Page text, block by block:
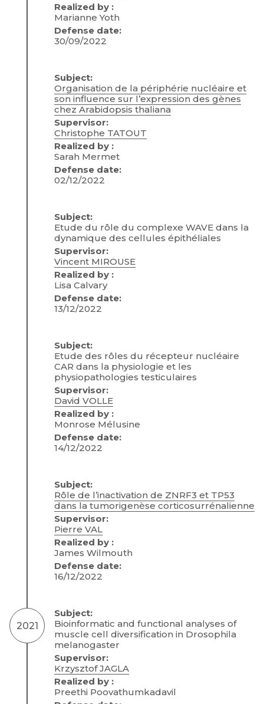
Realized by :
Marianne Yoth
Defense date:
30/09/2022
Subject:
Organisation de la périphérie nucléaire et
son influence sur l’expression des gènes
chez Arabidopsis thaliana
Supervisor:
Christophe TATOUT
Realized by :
Sarah Mermet
Defense date:
02/12/2022
Subject:
Etude du rôle du complexe WAVE dans la
dynamique des cellules épithéliales
Supervisor:
Vincent MIROUSE
Realized by :
Lisa Calvary
Defense date:
13/12/2022
Subject:
Etude des rôles du récepteur nucléaire
CAR dans la physiologie et les
physiopathologies testiculaires
Supervisor:
David VOLLE
Realized by :
Monrose Mélusine
Defense date:
14/12/2022
Subject:
Rôle de l’inactivation de ZNRF3 et TP53
dans la tumorigenèse corticosurrénalienne
Supervisor:
Pierre VAL
Realized by :
James Wilmouth
Defense date:
16/12/2022
2021
Subject:
Bioinformatic and functional analyses of
muscle cell diversification in Drosophila
melanogaster
Supervisor:
Krzysztof JAGLA
Realized by :
Preethi Poovathumkadavil